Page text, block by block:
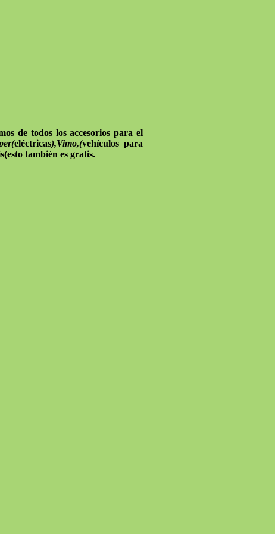
de todos los accesorios para el
eléctricas),Vimo,(vehículos para
también es gratis.